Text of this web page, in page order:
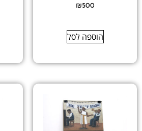
₪500
הוספה לסל